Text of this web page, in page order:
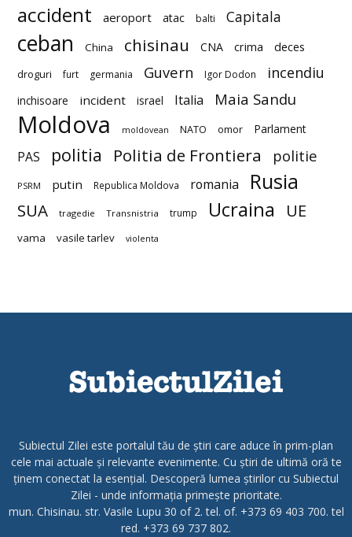
accident aeroport atac balti Capitala
ceban China chisinau CNA crima deces
droguri furt germania Guvern Igor Dodon incendiu
inchisoare incident israel Italia Maia Sandu
Moldova moldovean NATO omor Parlament
PAS politia Politia de Frontiera politie
PSRM putin Republica Moldova romania Rusia
SUA tragedie Transnistria trump Ucraina UE
vama vasile tarlev violenta
Subiectul Zilei este portalul tău de știri care aduce în prim-plan
cele mai actuale și relevante evenimente. Cu știri de ultimă oră te
ținem conectat la esențial. Descoperă lumea știrilor cu Subiectul
Zilei - unde informația primește prioritate.
mun. Chisinau. str. Vasile Lupu 30 of 2. tel. of. +373 69 403 700. tel
red. +373 69 737 802.